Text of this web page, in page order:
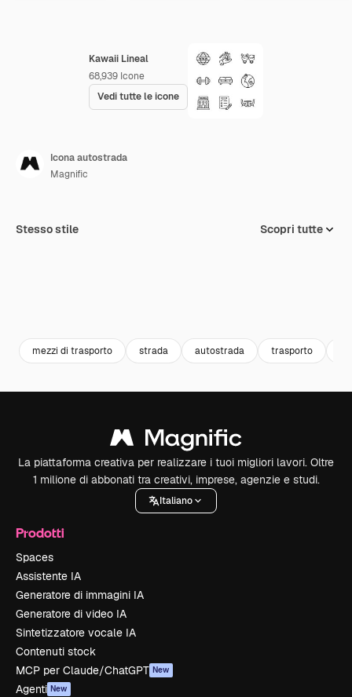
Kawaii Lineal
68,939 Icone
Vedi tutte le icone
Icona autostrada
Magnific
Stesso stile Scopri tutte
mezzi di trasporto strada autostrada trasporto
La piattaforma creativa per realizzare i tuoi migliori lavori. Oltre
1 milione di abbonati tra creativi, imprese, agenzie e studi.
Italiano
Prodotti
Spaces
Assistente IA
Generatore di immagini IA
Generatore di video IA
Sintetizzatore vocale IA
Contenuti stock
MCP per Claude/ChatGPT New
Agenti New